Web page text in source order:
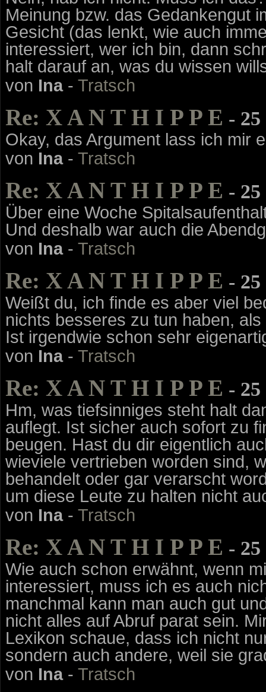
Meinung bzw. das Gedankengut
Gesicht (das lenkt, wie auch
interessiert, wer ich bin, dann
halt darauf an, was du wissen
von Ina- Tratsch
Re: X A N T H I P P E -
Okay, das Argument lass ich mir
von Ina- Tratsch
Re: X A N T H I P P E -
Über eine Woche
Und deshalb war auch die
von Ina- Tratsch
Re: X A N T H I P P E -
Weißt du, ich finde es aber viel
nichts besseres zu tun haben,
Ist irgendwie schon sehr
von Ina- Tratsch
Re: X A N T H I P P E -
Hm, was tiefsinniges steht halt
auflegt. Ist sicher auch sofort zu
beugen. Hast du dir eigentlich
wieviele vertrieben worden sind,
behandelt oder gar verarscht
um diese Leute zu halten nicht
von Ina- Tratsch
Re: X A N T H I P P E -
Wie auch schon erwähnt, wenn
interessiert, muss ich es auch
manchmal kann man auch gut
nicht alles auf Abruf parat sein.
Lexikon schaue, dass ich nicht
sondern auch andere, weil sie
von Ina- Tratsch